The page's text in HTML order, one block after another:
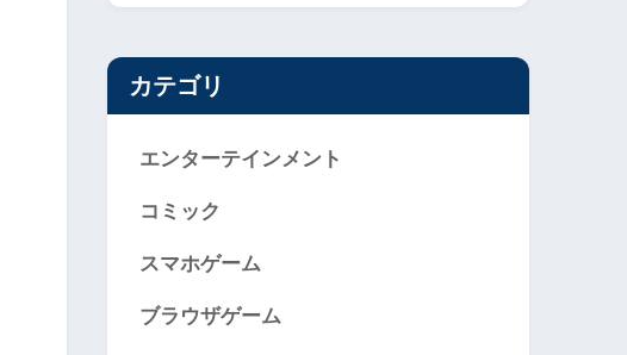
カテゴリ
エンターテインメント
コミック
スマホゲーム
ブラウザゲーム